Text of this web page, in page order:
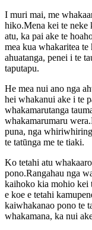
I muri mai, me
hiko.Mena kei te neke
atu, ka pai ake te
mea kua whakaritea te
ahuatanga, penei i te
taputapu.
He mea nui ano nga
hei whakanui ake i te
whakamarutanga
whakamarumaru
puna, nga
te tatūnga me te tiaki.
Ko tetahi atu
pono.Rangahau nga
kaihoko kia mohio kei
e koe e tetahi
kaiwhakanao pono te
whakamana, ka nui